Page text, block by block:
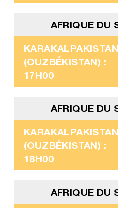
AFRIQUE DU
KARAKALPAKISTAN
(OUZBÉKISTAN) :
17H00
AFRIQUE DU
KARAKALPAKISTAN
(OUZBÉKISTAN) :
18H00
AFRIQUE DU